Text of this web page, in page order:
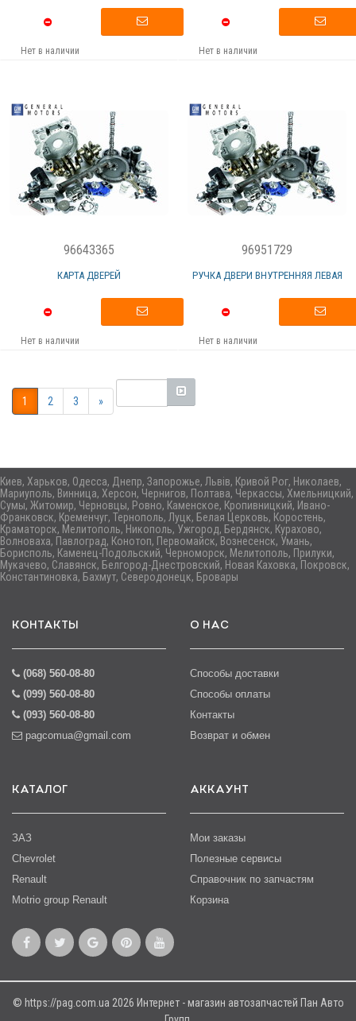
Нет в наличии Нет в наличии
96643365
КАРТА ДВЕРЕЙ
Нет в наличии
96951729
РУЧКА ДВЕРИ ВНУТРЕННЯЯ ЛЕВАЯ
Нет в наличии
1 2 3 »
Киев, Харьков, Одесса, Днепр, Запорожье, Львів, Кривой Рог, Николаев,
Мариуполь, Винница, Херсон, Чернигов, Полтава, Черкассы, Хмельницкий,
Сумы, Житомир, Черновцы, Ровно, Каменское, Кропивницкий, Ивано-
Франковск, Кременчуг, Тернополь, Луцк, Белая Церковь, Коростень,
Краматорск, Мелитополь, Никополь, Ужгород, Бердянск, Курахово,
Волноваха, Павлоград, Конотоп, Первомайск, Вознесенск, Умань,
Борисполь, Каменец-Подольский, Черноморск, Мелитополь, Прилуки,
Мукачево, Славянск, Белгород-Днестровский, Новая Каховка, Покровск,
Константиновка, Бахмут, Северодонецк, Бровары
КОНТАКТЫ
(068) 560-08-80
(099) 560-08-80
(093) 560-08-80
pagcomua@gmail.com
О НАС
Способы доставки
Способы оплаты
Контакты
Возврат и обмен
КАТАЛОГ
ЗАЗ
Chevrolet
Renault
Motrio group Renault
АККАУНТ
Мои заказы
Полезные сервисы
Справочник по запчастям
Корзина
© https://pag.com.ua 2026 Интернет - магазин автозапчастей Пан Авто